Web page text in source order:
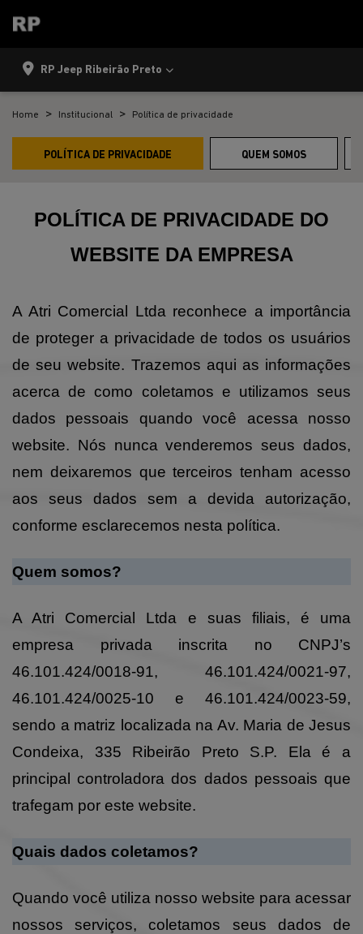
RP Jeep Ribeirão Preto
Home Institucional Política de privacidade
QUEM SOMOS
POLÍTICA DE PRIVACIDADE
POLÍTICA DE PRIVACIDADE DO
WEBSITE DA EMPRESA
A Atri Comercial Ltda reconhece a importância
de proteger a privacidade de todos os usuários
de seu website. Trazemos aqui as informações
acerca de como coletamos e utilizamos seus
dados pessoais quando você acessa nosso
website. Nós nunca venderemos seus dados,
nem deixaremos que terceiros tenham acesso
aos seus dados sem a devida autorização,
conforme esclarecemos nesta política.
Quem somos?
A Atri Comercial Ltda e suas filiais, é uma
empresa privada inscrita no CNPJ’s
46.101.424/0018-91, 46.101.424/0021-97,
46.101.424/0025-10 e 46.101.424/0023-59,
sendo a matriz localizada na Av. Maria de Jesus
Condeixa, 335 Ribeirão Preto S.P. Ela é a
principal controladora dos dados pessoais que
trafegam por este website.
Quais dados coletamos?
Quando você utiliza nosso website para acessar
nossos serviços, coletamos seus dados de